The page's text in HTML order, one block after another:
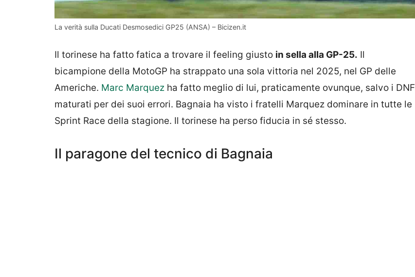
La verità sulla Ducati Desmosedici GP25 (ANSA) – Bicizen.it
Il torinese ha fatto fatica a trovare il feeling giusto in sella alla GP-25. Il
bicampione della MotoGP ha strappato una sola vittoria nel 2025, nel GP delle
Americhe. Marc Marquez ha fatto meglio di lui, praticamente ovunque, salvo i DNF
maturati per dei suoi errori. Bagnaia ha visto i fratelli Marquez dominare in tutte le
Sprint Race della stagione. Il torinese ha perso fiducia in sé stesso.
Il paragone del tecnico di Bagnaia